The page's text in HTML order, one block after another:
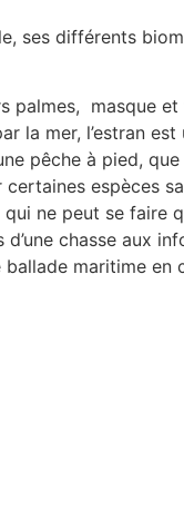
ses différents
palmes, masque
la mer, l’estran
pêche à pied,
espèces
ne peut se faire
chasse aux
maritime en